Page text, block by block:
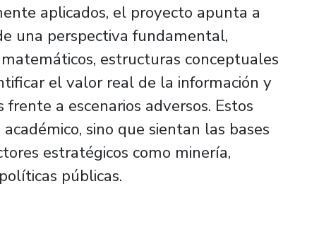
aplicados, el proyecto apunta a
una perspectiva fundamental,
estructuras conceptuales
el valor real de la información y
a escenarios adversos. Estos
sino que sientan las bases
estratégicos como minería,
públicas.